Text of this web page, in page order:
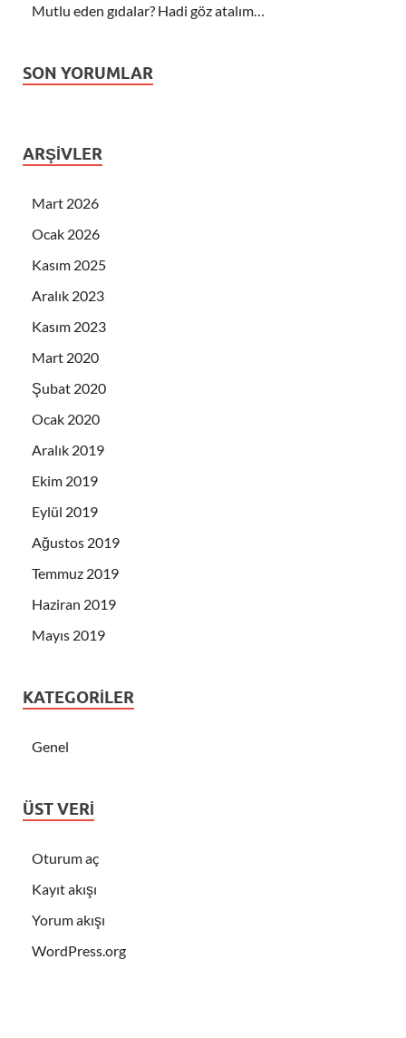
Mutlu eden gıdalar? Hadi göz atalım…
SON YORUMLAR
ARŞIVLER
Mart 2026
Ocak 2026
Kasım 2025
Aralık 2023
Kasım 2023
Mart 2020
Şubat 2020
Ocak 2020
Aralık 2019
Ekim 2019
Eylül 2019
Ağustos 2019
Temmuz 2019
Haziran 2019
Mayıs 2019
KATEGORILER
Genel
ÜST VERI
Oturum aç
Kayıt akışı
Yorum akışı
WordPress.org